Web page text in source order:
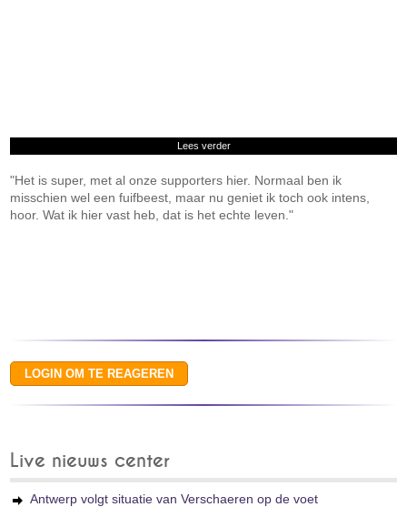
Lees verder
"Het is super, met al onze supporters hier. Normaal ben ik
misschien wel een fuifbeest, maar nu geniet ik toch ook intens,
hoor. Wat ik hier vast heb, dat is het echte leven."
Live nieuws center
Antwerp volgt situatie van Verschaeren op de voet